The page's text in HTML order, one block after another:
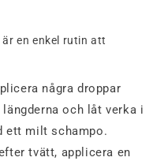
en enkel rutin att
några droppar
och låt verka i
ett milt schampo.
tvätt, applicera en